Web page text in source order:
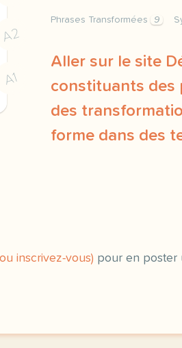
A2
A1
Phrases Transformées 9
Aller sur le site
constituants des
des
forme dans des
inscrivez-vous) pour en poster